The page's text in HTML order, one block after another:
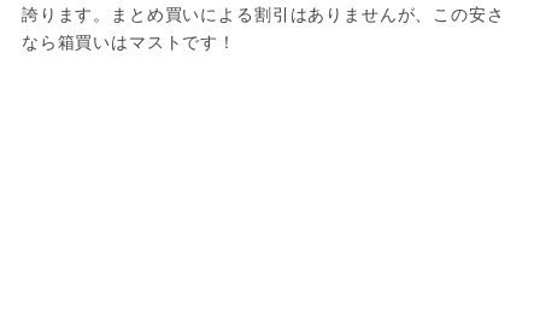
誇ります。まとめ買いによる割引はありませんが、この安さ
なら箱買いはマストです！